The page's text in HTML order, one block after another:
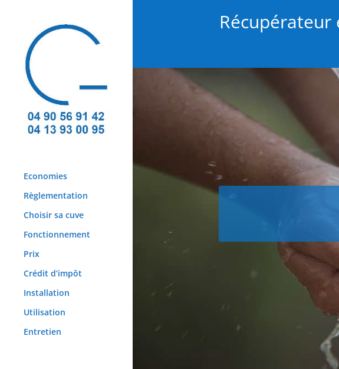
Economies
Règlementation
Choisir sa cuve
Fonctionnement
Prix
Crédit d’impôt
Installation
Utilisation
Entretien